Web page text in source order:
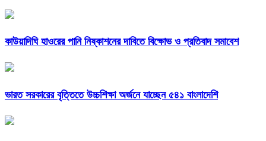
কাউয়াদিঘি হাওরের পানি নিষ্কাশনের দাবিতে বিক্ষোভ ও প্রতিবাদ সমাবেশ
ভারত সরকারের বৃত্তিতে উচ্চশিক্ষা অর্জনে যাচ্ছেন ৫৪১ বাংলাদেশি